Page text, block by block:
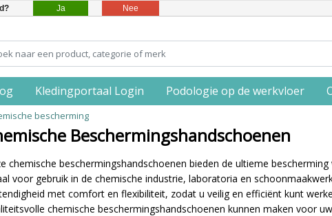
Kledingportaal Login Podologie op de werkvloer
bescherming
Beschermingshandschoenen
chemische beschermingshandschoenen bieden de ultieme
voor gebruik in de chemische industrie, laboratoria en
met comfort en flexibiliteit, zodat u veilig en efficiënt kunt
chemische beschermingshandschoenen kunnen maken voor
Ja Nee